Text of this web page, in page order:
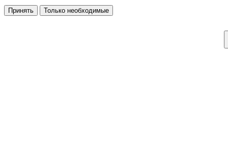
Принять Только необходимые